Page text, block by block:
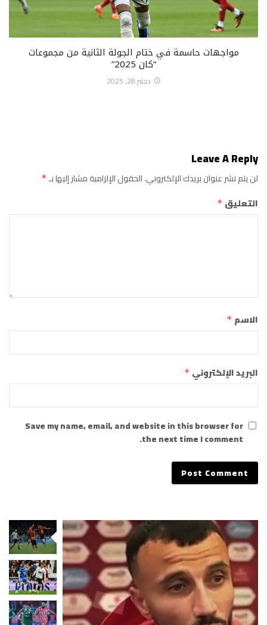
مواجهات حاسمة في ختام الجولة الثانية من مجموعات
“كان 2025”
دجنبر 28, 2025
Leave A Reply
لن يتم نشر عنوان بريدك الإلكتروني.الحقول الإلزامية مشار إليها بـ*
التعليق *
الاسم *
البريد الإلكتروني *
Save my name, email, and website in this browser for
the next time I comment.